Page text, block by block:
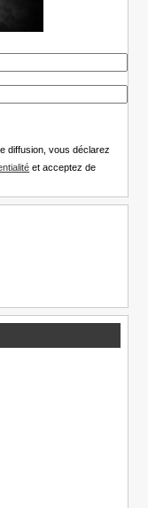
diffusion, vous déclarez
et acceptez de